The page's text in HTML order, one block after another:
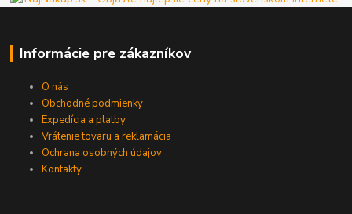
Informácie pre zákazníkov
O nás
Obchodné podmienky
Expedícia a platby
Vrátenie tovaru a reklamácia
Ochrana osobných údajov
Kontakty